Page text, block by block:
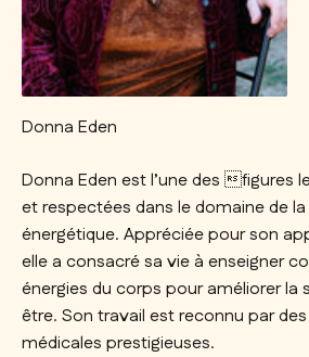
Donna Eden
Donna Eden est l’une des figures
et respectées dans le domaine de
énergétique. Appréciée pour son
elle a consacré sa vie à enseigner
énergies du corps pour améliorer la
être. Son travail est reconnu par
médicales prestigieuses.